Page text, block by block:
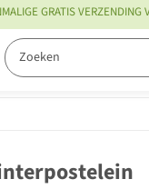
GRATIS